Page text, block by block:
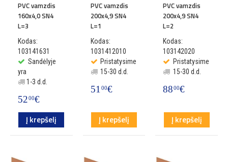
PVC vamzdis
160x4,0 SN4
L=3
Kodas:
103141631
Sandėlyje
yra
1-3 d.d.
5200€
Į krepšelį
PVC vamzdis
200x4,9 SN4
L=1
Kodas:
1031412010
Pristatysime
15-30 d.d.
5100€
Į krepšelį
PVC vamzdis
200x4,9 SN4
L=2
Kodas:
103142020
Pristatysime
15-30 d.d.
8800€
Į krepšelį